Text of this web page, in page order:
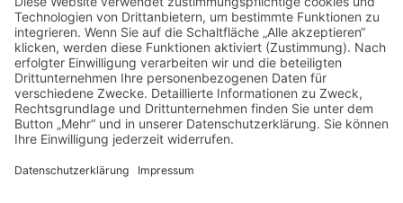
Ansprechpartner
Luc Chaudhary
+44 (0)20 7794 3705
www.internationalartistsmanagement.co.uk
internationalartistsmanagement.co.uk